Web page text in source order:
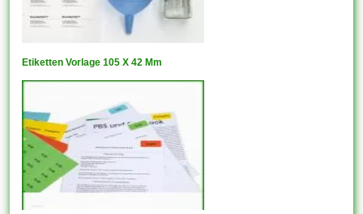
Etiketten Vorlage 105 X 42 Mm